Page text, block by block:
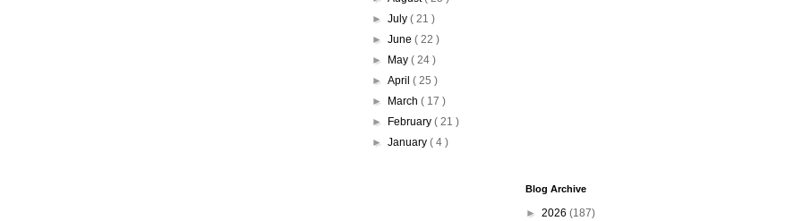
► July ( 21 )
► June ( 22 )
►
May ( 24 )
► April ( 25 )
►
March ( 17 )
►
February ( 21 )
► January ( 4 )
Blog Archive
► 2026 (187)